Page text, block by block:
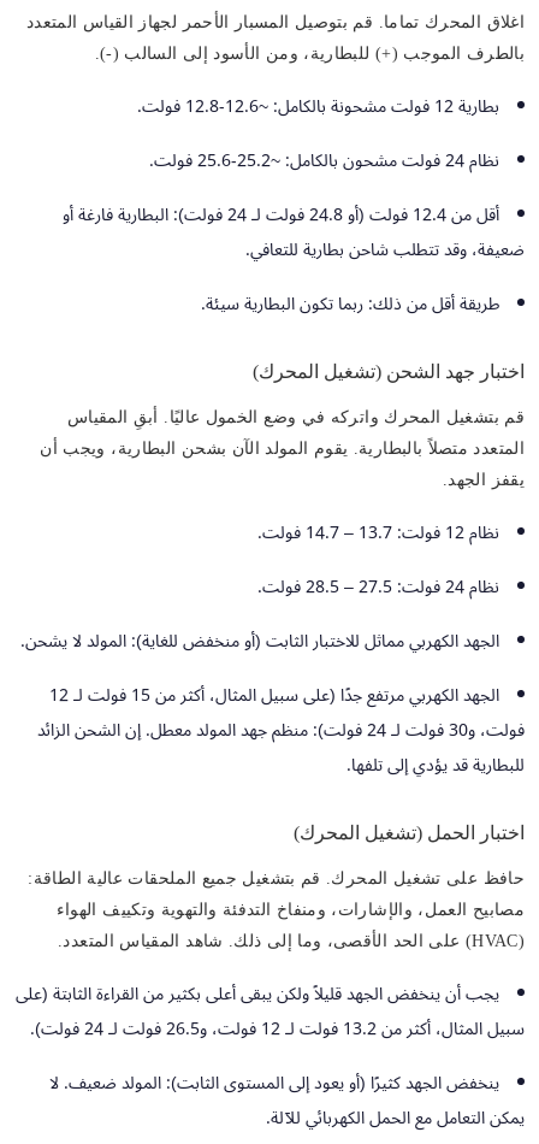
اغلاق المحرك تماما. قم بتوصيل المسبار الأحمر لجهاز القياس المتعدد
بالطرف الموجب (+) للبطارية، ومن الأسود إلى السالب (-).
بطارية 12 فولت مشحونة بالكامل: ~12.6-12.8 فولت.
نظام 24 فولت مشحون بالكامل: ~25.2-25.6 فولت.
أقل من 12.4 فولت (أو 24.8 فولت لـ 24 فولت): البطارية فارغة أو
ضعيفة، وقد تتطلب شاحن بطارية للتعافي.
طريقة أقل من ذلك: ربما تكون البطارية سيئة.
اختبار جهد الشحن (تشغيل المحرك)
قم بتشغيل المحرك واتركه في وضع الخمول عاليًا. أبقِ المقياس
المتعدد متصلاً بالبطارية. يقوم المولد الآن بشحن البطارية، ويجب أن
يقفز الجهد.
نظام 12 فولت: 13.7 – 14.7 فولت.
نظام 24 فولت: 27.5 – 28.5 فولت.
الجهد الكهربي مماثل للاختبار الثابت (أو منخفض للغاية): المولد لا يشحن.
الجهد الكهربي مرتفع جدًا (على سبيل المثال، أكثر من 15 فولت لـ 12
فولت، و30 فولت لـ 24 فولت): منظم جهد المولد معطل. إن الشحن الزائد
للبطارية قد يؤدي إلى تلفها.
اختبار الحمل (تشغيل المحرك)
حافظ على تشغيل المحرك. قم بتشغيل جميع الملحقات عالية الطاقة:
مصابيح العمل، والإشارات، ومنفاخ التدفئة والتهوية وتكييف الهواء
(HVAC) على الحد الأقصى، وما إلى ذلك. شاهد المقياس المتعدد.
يجب أن ينخفض ​​الجهد قليلاً ولكن يبقى أعلى بكثير من القراءة الثابتة (على
سبيل المثال، أكثر من 13.2 فولت لـ 12 فولت، و26.5 فولت لـ 24 فولت).
ينخفض ​​الجهد كثيرًا (أو يعود إلى المستوى الثابت): المولد ضعيف. لا
يمكن التعامل مع الحمل الكهربائي للآلة.